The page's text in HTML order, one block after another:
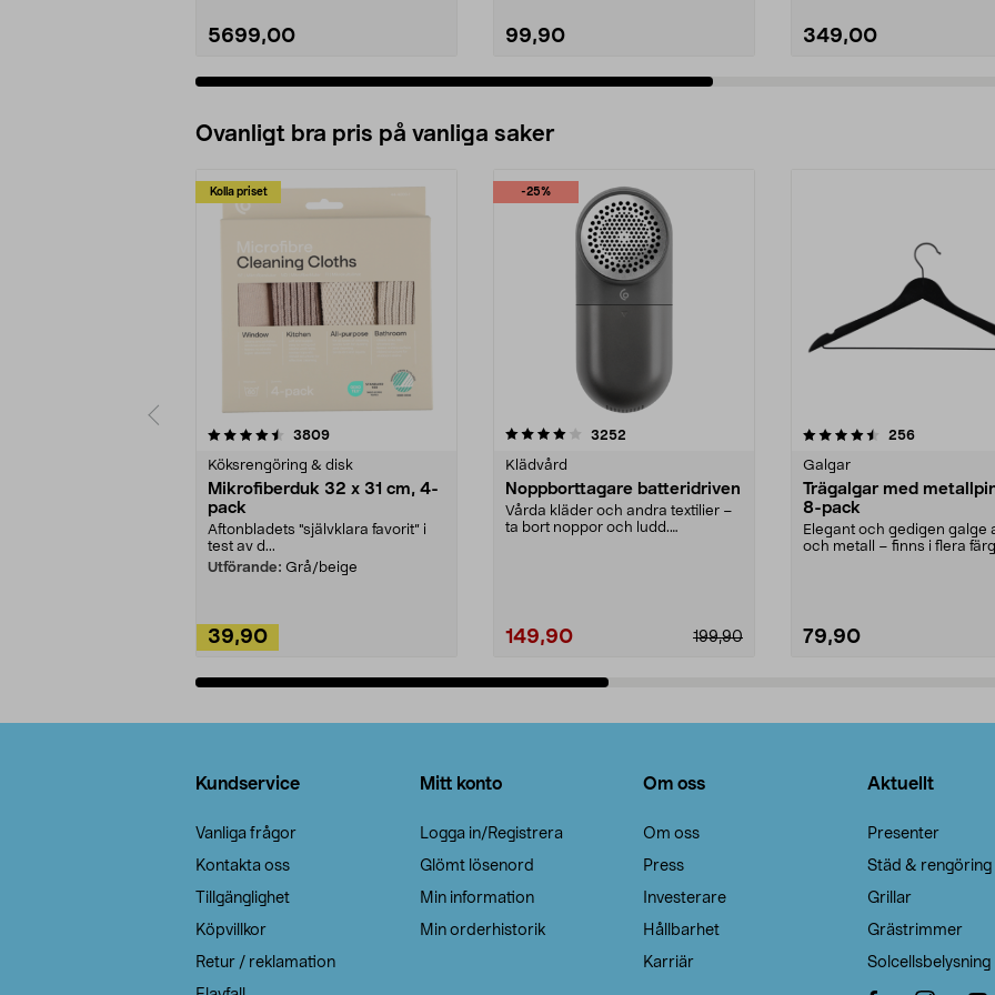
5699,00 99,90 349,00
Ovanligt bra pris på vanliga saker
Kolla priset
3809recensioner
Köksrengöring & disk
Mikrofiberduk 32 x 31 cm, 4-
pack
Aftonbladets "självklara favorit” i
test av d...
Utförande: Grå/beige
39,90
-25%
4.0av 5 stjärnor 3252
Klädvård
Noppborttagare batteridriven
Vårda kläder och andra textilier –
ta bort noppor och ludd.
199,90
149,90
4.5av 5 stjärnor 256recensioner
Galgar
Trägalgar med
8-pack
Elegant och gedigen galge
och metall – finns i flera
79,90
4.0av 5 stjärnor
Kundservice
Vanliga frågor
Kontakta oss
Tillgänglighet
Köpvillkor
Retur / reklamation
Mitt konto
Logga in/Registrera
Glömt lösenord
Min information
Min orderhistorik
Om oss
Om oss
Press
Investerare
Hållbarhet
Karriär
Aktuellt
Presenter
Städ & rengöring
Grillar
Grästrimmer
Solcellsbelysning